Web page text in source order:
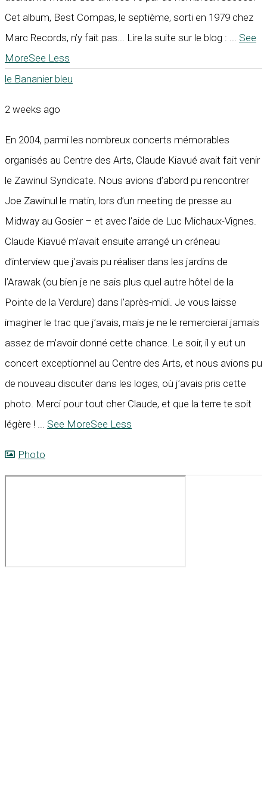
Cet album, Best Compas, le septième, sorti en 1979 chez
Marc Records, n’y fait pas... Lire la suite sur le blog : ... See
MoreSee Less
le Bananier bleu
2 weeks ago
En 2004, parmi les nombreux concerts mémorables
organisés au Centre des Arts, Claude Kiavué avait fait venir
le Zawinul Syndicate. Nous avions d’abord pu rencontrer
Joe Zawinul le matin, lors d’un meeting de presse au
Midway au Gosier – et avec l’aide de Luc Michaux-Vignes.
Claude Kiavué m’avait ensuite arrangé un créneau
d’interview que j’avais pu réaliser dans les jardins de
l’Arawak (ou bien je ne sais plus quel autre hôtel de la
Pointe de la Verdure) dans l’après-midi. Je vous laisse
imaginer le trac que j’avais, mais je ne le remercierai jamais
assez de m’avoir donné cette chance. Le soir, il y eut un
concert exceptionnel au Centre des Arts, et nous avions pu
de nouveau discuter dans les loges, où j’avais pris cette
photo. Merci pour tout cher Claude, et que la terre te soit
légère ! ... See MoreSee Less
Photo